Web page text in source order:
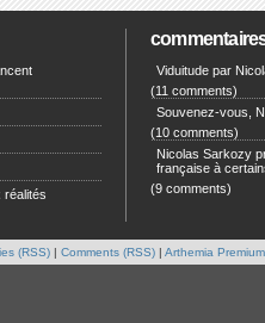
réalités
Viduitude par
(11 comments)
Souvenez-vous,
(10 comments)
Nicolas Sarkozy
française à
(9 comments)
(RSS) | Comments (RSS) | Arthemia Premium